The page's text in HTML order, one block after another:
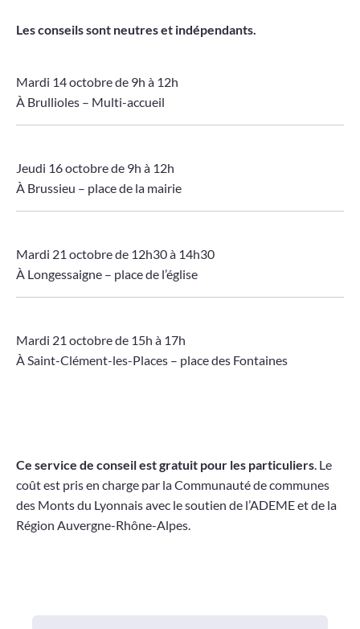
Les conseils sont neutres et indépendants.
Mardi 14 octobre de 9h à 12h
À Brullioles – Multi-accueil
Jeudi 16 octobre de 9h à 12h
À Brussieu – place de la mairie
Mardi 21 octobre de 12h30 à 14h30
À Longessaigne – place de l’église
Mardi 21 octobre de 15h à 17h
À Saint-Clément-les-Places – place des Fontaines
Ce service de conseil est gratuit pour les particuliers. Le
coût est pris en charge par laCommunauté de communes
des Monts du Lyonnaisavec le soutien de l’ADEME et de la
Région Auvergne-Rhône-Alpes.